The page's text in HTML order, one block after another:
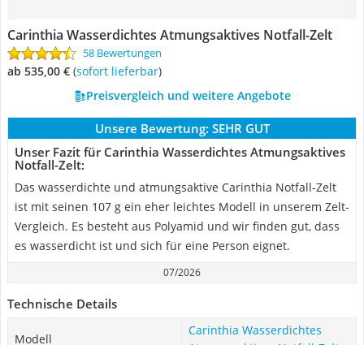
Carinthia Wasserdichtes Atmungsaktives Notfall-Zelt
58 Bewertungen
ab 535,00 € ( Sofort lieferbar)
Preisvergleich und weitere Angebote
Unsere Bewertung: SEHR GUT
Unser Fazit für Carinthia Wasserdichtes Atmungsaktives
Notfall-Zelt:
Das wasserdichte und atmungsaktive Carinthia Notfall-Zelt
ist mit seinen 107 g ein eher leichtes Modell in unserem Zelt-
Vergleich. Es besteht aus Polyamid und wir finden gut, dass
es wasserdicht ist und sich für eine Person eignet.
07/2026
Technische Details
Modell
Carinthia Wasserdichtes